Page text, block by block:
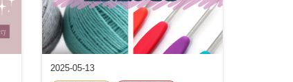
2025-05-13